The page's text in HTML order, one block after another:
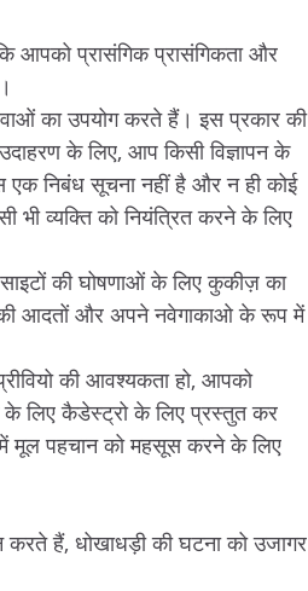
आपको प्रासंगिक प्रासंगिकता और
का उपयोग करते हैं। इस प्रकार की
के लिए, आप किसी विज्ञापन के
निबंध सूचना नहीं है और न ही कोई
भी व्यक्ति को नियंत्रित करने के लिए
की घोषणाओं के लिए कुकीज़ का
की आदतों और अपने नवेगाकाओ के रूप में
की आवश्यकता हो, आपको
के लिए कैडेस्ट्रो के लिए प्रस्तुत कर
मूल पहचान को महसूस करने के लिए
हैं, धोखाधड़ी की घटना को उजागर